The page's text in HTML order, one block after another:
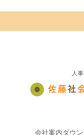
人
会社案内ダウン